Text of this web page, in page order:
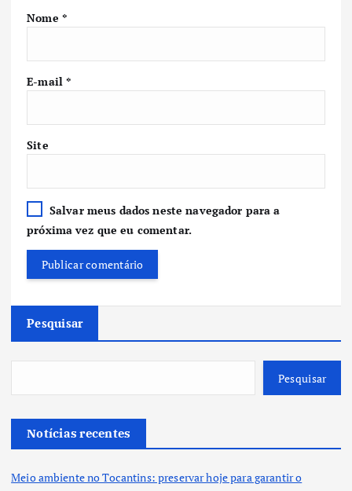
Nome *
E-mail*
Site
Salvar meus dados neste navegador para a
próxima vez que eu comentar.
Pesquisar
Pesquisar
Notícias recentes
Meio ambiente no Tocantins: preservar hoje para garantir o